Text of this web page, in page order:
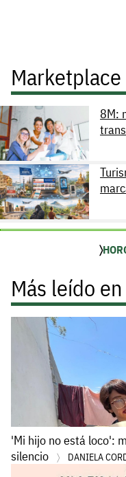
Marketplace
8M:
Más leído
'Mi hijo no está loco':
silencio
DANIELA